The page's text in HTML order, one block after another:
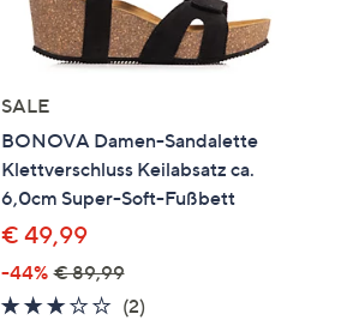
SALE
BONOVA Damen-Sandalette
Klettverschluss Keilabsatz ca.
6,0cm Super-Soft-Fußbett
€ 49,99
-44% € 89,99
3.0
(2)2